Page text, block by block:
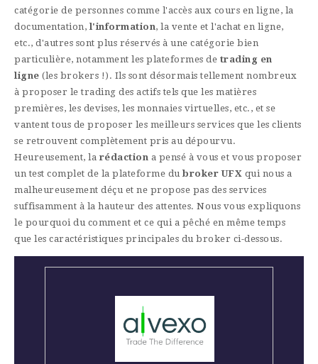
catégorie de personnes comme l'accès aux cours en ligne, la
documentation, l'information, la vente et l'achat en ligne,
etc., d'autres sont plus réservés à une catégorie bien
particulière, notamment les plateformes de trading en
ligne (les brokers !). Ils sont désormais tellement nombreux
à proposer le trading des actifs tels que les matières
premières, les devises, les monnaies virtuelles, etc., et se
vantent tous de proposer les meilleurs services que les clients
se retrouvent complètement pris au dépourvu.
Heureusement, la rédaction a pensé à vous et vous proposer
un test complet de la plateforme du broker UFX qui nous a
malheureusement déçu et ne propose pas des services
suffisamment à la hauteur des attentes. Nous vous expliquons
le pourquoi du comment et ce qui a pêché en même temps
que les caractéristiques principales du broker ci-dessous.